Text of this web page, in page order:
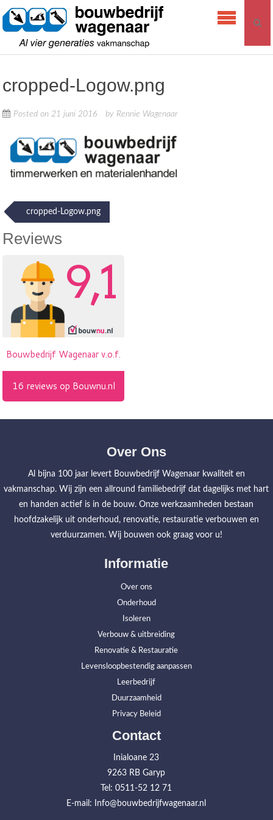
Skip
content
Bouwbedrijf
cropped-Logow.png
Posted on21 juni 2016 by Rennie Wagenaar
Post
navigation
cropped-Logow.png
Reviews
Over Ons
Al bijna 100 jaar levert Bouwbedrijf Wagenaar kwaliteit en
vakmanschap. Wij zijn een allround familiebedrijf dat dagelijks met hart
en handen actief is in de bouw. Onze werkzaamheden bestaan
hoofdzakelijk uit onderhoud, renovatie, restauratie verbouwen en
verduurzamen. Wij bouwen ook graag voor u!
Informatie
Over ons
Onderhoud
Isoleren
Verbouw & uitbreiding
Renovatie & Restauratie
Levensloopbestendig aanpassen
Leerbedrijf
Duurzaamheid
Privacy Beleid
Contact
Inialoane 23
9263 RB Garyp
Tel: 0511-52 12 71
E-mail: Info@bouwbedrijfwagenaar.nl